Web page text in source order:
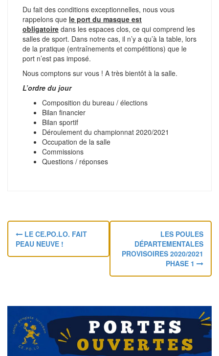
Du fait des conditions exceptionnelles, nous vous
rappelons que le port du masque est
obligatoire dans les espaces clos, ce qui comprend les
salles de sport. Dans notre cas, il n’y a qu’à la table, lors
de la pratique (entraînements et compétitions) que le
port n’est pas imposé.
Nous comptons sur vous ! A très bientôt à la salle.
L’ordre du jour
Composition du bureau / élections
Bilan financier
Bilan sportif
Déroulement du championnat 2020/2021
Occupation de la salle
Commissions
Questions / réponses
N
g
a
LE CE.PO.LO. FAIT
PEAU NEUVE !
LES POULES
DÉPARTEMENTALES
PROVISOIRES 2020/2021
PHASE 1